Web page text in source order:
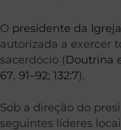
O presidente da Igreja
autorizada a exercer
sacerdócio (Doutrina
67, 91–92; 132:7).
Sob a direção do
seguintes líderes